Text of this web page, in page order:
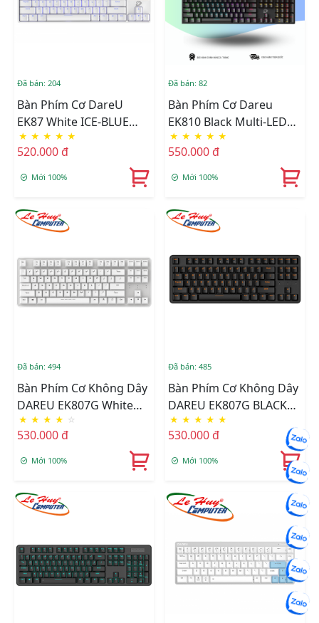
Đã bán: 204
Bàn Phím Cơ DareU
EK87 White ICE-BLUE
LED (Brown/Red/Blue
Switch)
★ ★ ★ ★ ★
520.000 đ
Mới 100%
Đã bán: 82
Bàn Phím Cơ Dareu
EK810 Black Multi-LED
(Blue/Red/Brown Switch)
★ ★ ★ ★ ★
550.000 đ
Mới 100%
Đã bán: 494
Bàn Phím Cơ Không Dây
DAREU EK807G White
(Blue/Brown/Red D
Switch)
★ ★ ★ ★ ☆
530.000 đ
Mới 100%
Đã bán: 485
Bàn Phím Cơ Không Dây
DAREU EK807G BLACK
(Blue/Brown/Red D
Switch)
★ ★ ★ ★ ★
530.000 đ
Mới 100%